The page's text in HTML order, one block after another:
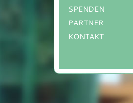
SPENDEN
PARTNER
KONTAKT